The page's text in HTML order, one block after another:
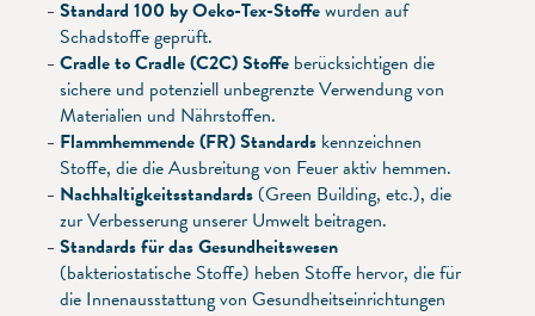
Standard 100 by Oeko-Tex-Stoffewurden auf
Schadstoffe geprüft.
Cradle to Cradle (C2C) Stoffe berücksichtigen die
sichere und potenziell unbegrenzte Verwendung von
Materialien und Nährstoffen.
Flammhemmende (FR) Standards kennzeichnen
Stoffe, die die Ausbreitung von Feuer aktiv hemmen.
Nachhaltigkeitsstandards (Green Building, etc.), die
zur Verbesserung unserer Umwelt beitragen.
Standards für das Gesundheitswesen
(bakteriostatische Stoffe) heben Stoffe hervor, die für
die Innenausstattung von Gesundheitseinrichtungen